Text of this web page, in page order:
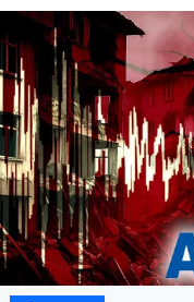
POLİTİKA
SAĞLIK
SPOR
TEKNOLOJİ
YAŞAM